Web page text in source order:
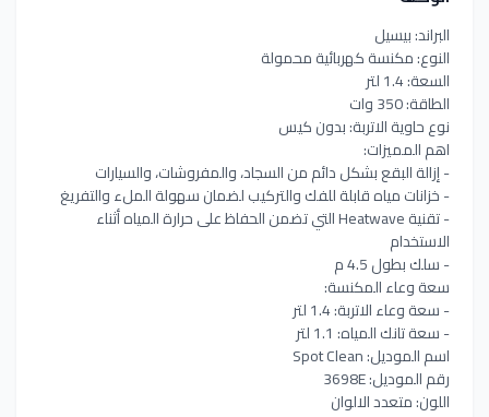
البراند: بيسيل
النوع: مكنسة كهربائية محمولة
السعة: 1.4 لتر
الطاقة: 350 وات
نوع حاوية الاتربة: بدون كيس
اهم المميزات:
- إزالة البقع بشكل دائم من السجاد، والمفروشات، والسيارات
- خزانات مياه قابلة للفك والتركيب لضمان سهولة الملء والتفريغ
- تقنية Heatwave التي تضمن الحفاظ على حرارة المياه أثناء
الاستخدام
- سلك بطول 4.5 م
سعة وعاء المكنسة:
- سعة وعاء الاتربة: 1.4 لتر
- سعة تانك المياه: 1.1 لتر
اسم الموديل: Spot Clean
رقم الموديل: 3698E
اللون: متعدد الالوان